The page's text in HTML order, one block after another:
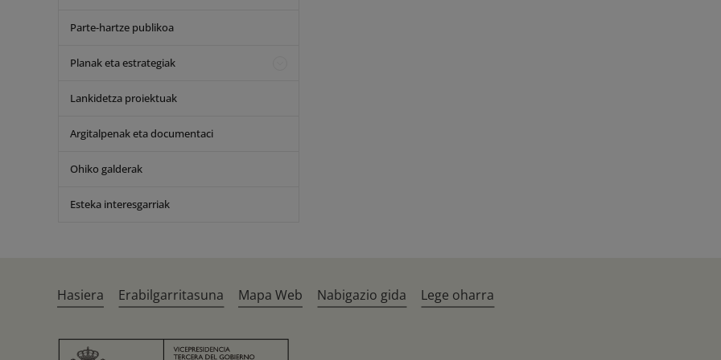
Parte-hartze publikoa
Planak eta estrategiak
Lankidetza proiektuak
Argitalpenak eta documentaci
Ohiko galderak
Esteka interesgarriak
Hasiera Erabilgarritasuna Mapa Web Nabigazio gida Lege oharra